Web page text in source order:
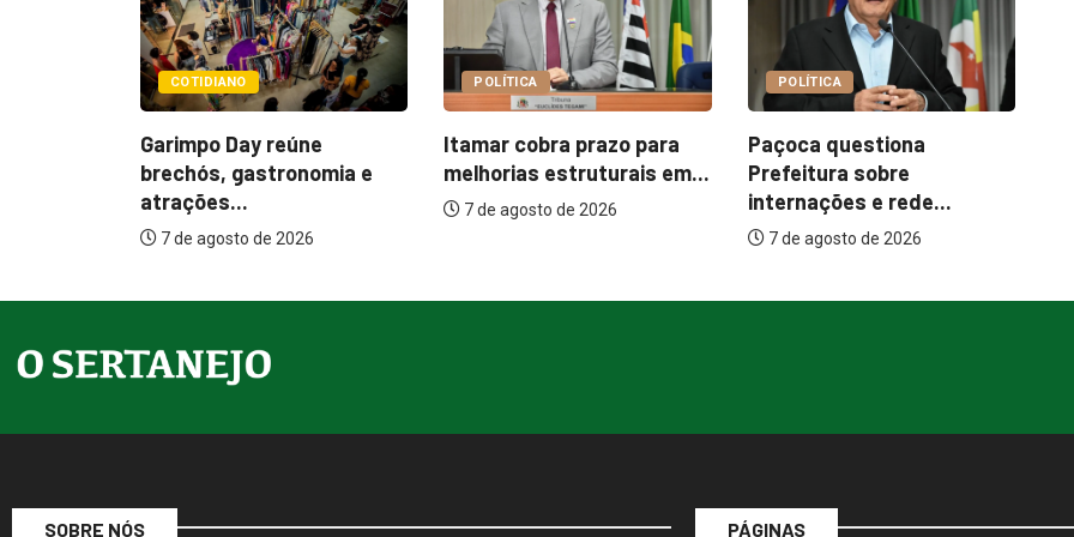
POLÍTICA
Itamar cobra prazo para
melhorias estruturais em...
7 de agosto de 2026
POLÍTICA
Paçoca questiona
Prefeitura sobre
internações e rede...
COTIDIANO
Garimpo Day reúne
brechós, gastronomia e
atrações...
7 de agosto de 2026
SOBRE NÓS PÁGINAS